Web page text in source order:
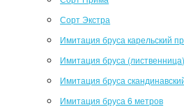
Сорт Экстра
Имитация бруса карельский
Имитация бруса (лиственница)
Имитация бруса
Имитация бруса 6 метров